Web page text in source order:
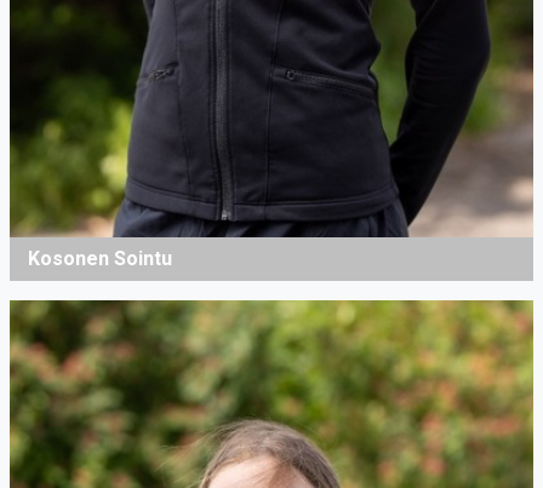
Kosonen Sointu